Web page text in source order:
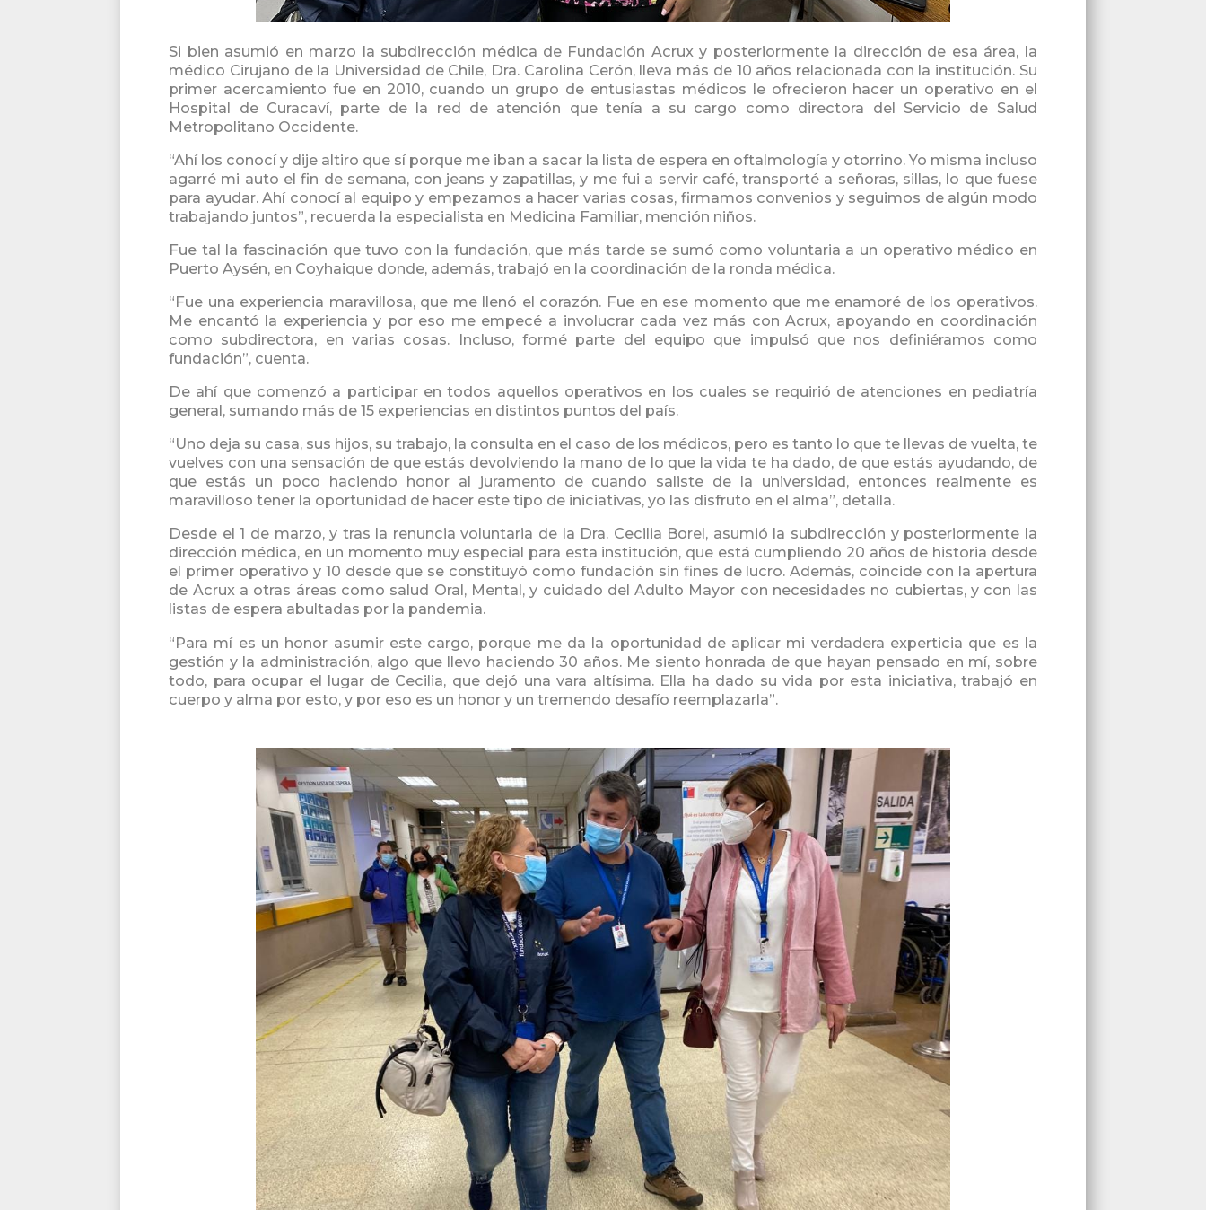
Si bien asumió en marzo la subdirección médica de Fundación Acrux y posteriormente la dirección de esa área, la
médico Cirujano de la Universidad de Chile, Dra. Carolina Cerón, lleva más de 10 años relacionada con la institución. Su
primer acercamiento fue en 2010, cuando un grupo de entusiastas médicos le ofrecieron hacer un operativo en el
Hospital de Curacaví, parte de la red de atención que tenía a su cargo como directora del Servicio de Salud
Metropolitano Occidente.
“Ahí los conocí y dije altiro que sí porque me iban a sacar la lista de espera en oftalmología y otorrino. Yo misma incluso
agarré mi auto el fin de semana, con jeans y zapatillas, y me fui a servir café, transporté a señoras, sillas, lo que fuese
para ayudar. Ahí conocí al equipo y empezamos a hacer varias cosas, firmamos convenios y seguimos de algún modo
trabajando juntos”, recuerda la especialista en Medicina Familiar, mención niños.
Fue tal la fascinación que tuvo con la fundación, que más tarde se sumó como voluntaria a un operativo médico en
Puerto Aysén, en Coyhaique donde, además, trabajó en la coordinación de la ronda médica.
“Fue una experiencia maravillosa, que me llenó el corazón. Fue en ese momento que me enamoré de los operativos.
Me encantó la experiencia y por eso me empecé a involucrar cada vez más con Acrux, apoyando en coordinación
como subdirectora, en varias cosas. Incluso, formé parte del equipo que impulsó que nos definiéramos como
fundación”, cuenta.
De ahí que comenzó a participar en todos aquellos operativos en los cuales se requirió de atenciones en pediatría
general, sumando más de 15 experiencias en distintos puntos del país.
“Uno deja su casa, sus hijos, su trabajo, la consulta en el caso de los médicos, pero es tanto lo que te llevas de vuelta, te
vuelves con una sensación de que estás devolviendo la mano de lo que la vida te ha dado, de que estás ayudando, de
que estás un poco haciendo honor al juramento de cuando saliste de la universidad, entonces realmente es
maravilloso tener la oportunidad de hacer este tipo de iniciativas, yo las disfruto en el alma”, detalla.
Desde el 1 de marzo, y tras la renuncia voluntaria de la Dra. Cecilia Borel, asumió la subdirección y posteriormente la
dirección médica, en un momento muy especial para esta institución, que está cumpliendo 20 años de historia desde
el primer operativo y 10 desde que se constituyó como fundación sin fines de lucro. Además, coincide con la apertura
de Acrux a otras áreas como salud Oral, Mental, y cuidado del Adulto Mayor con necesidades no cubiertas, y con las
listas de espera abultadas por la pandemia.
“Para mí es un honor asumir este cargo, porque me da la oportunidad de aplicar mi verdadera experticia que es la
gestión y la administración, algo que llevo haciendo 30 años. Me siento honrada de que hayan pensado en mí, sobre
todo, para ocupar el lugar de Cecilia, que dejó una vara altísima. Ella ha dado su vida por esta iniciativa, trabajó en
cuerpo y alma por esto, y por eso es un honor y un tremendo desafío reemplazarla”.